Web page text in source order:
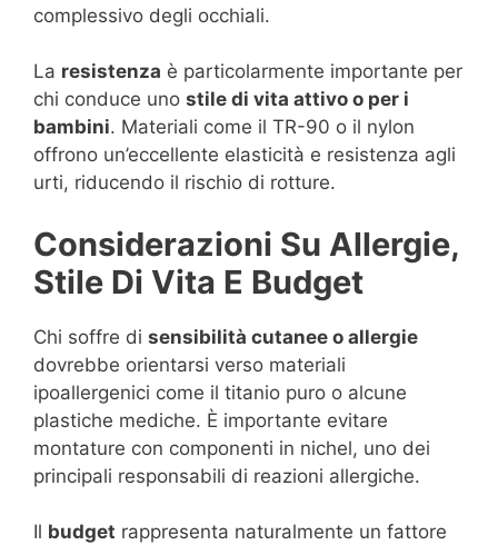
complessivo degli occhiali.
La resistenza è particolarmente importante per
chi conduce uno stile di vita attivo o per i
bambini. Materiali come il TR-90 o il nylon
offrono un’eccellente elasticità e resistenza agli
urti, riducendo il rischio di rotture.
Considerazioni Su Allergie,
Stile Di Vita E Budget
Chi soffre di sensibilità cutanee o allergie
dovrebbe orientarsi verso materiali
ipoallergenici come il titanio puro o alcune
plastiche mediche. È importante evitare
montature con componenti in nichel, uno dei
principali responsabili di reazioni allergiche.
Il budget rappresenta naturalmente un fattore